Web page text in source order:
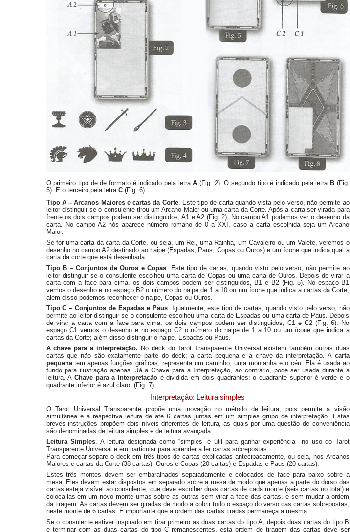
O primeiro tipo de de formato é indicado pela letraA (Fig. 2). O segundo tipo é indicado pela letra B(Fig.
5). E o terceiro pela letra C(Fig. 6).
Tipo A – Arcanos Maiores e cartas da Corte. Este tipo de carta quando vista pelo verso, não permite ao
leitor distinguir se o consulente tirou um Arcano Maior ou uma carta da Corte. Após a carta ser virada para
frente os dois campos podem ser distinguidos, A1 e A2 (Fig. 2). No campo A1 podemos ver o desenho da
carta. No campo A2 nós aparece número romano de 0 a XXI, caso a carta escolhida seja um Arcano
Maior.
Se for uma carta da carta da Corte, ou seja, um Rei, uma Rainha, um Cavaleiro ou um Valete, veremos o
desenho no campo A2 destinado ao naipe (Espadas, Paus, Copas ou Ouros) e um ícone que indica qual a
carta da corte que está desenhada.
Tipo B – Conjuntos de Ouros e Copas. Este tipo de cartas, quando visto pelo verso, não permite ao
leitor distinguir se o consulente escolheu uma carta de Copas ou uma carta de Ouros. Depois de virar a
carta com a face para cima, os dois campos podem ser distinguidos, B1 e B2 (Fig. 5). No espaço B1
vemos o desenho e no espaço B2 o número do naipe de 1 a 10 ou um ícone que indica a cartas da Corte;
além disso podemos reconhecer o naipe, Copas ou Ouros.
Tipo C – Conjuntos de Espadas e Paus. Igualmente, este tipo de cartas, quando visto pelo verso, não
permite ao leitor distinguir se o consulente escolheu uma carta de Espadas ou uma carta de Paus. Depois
de virar a carta com a face para cima, os dois campos podem ser distinguidos, C1 e C2 (Fig. 6). No
espaço C1 vemos o desenho e no espaço C2 o número do naipe de 1 a 10 ou um ícone que indica a
cartas da Corte; além disso distinguir o naipe, Espadas ou Paus.
A chave para a interpretação. No deck do Tarot Transparente Universal existem também outras duas
cartas que não são exatamente parte do deck; a carta pequena e a chave da interpretação. A carta
pequenatem apenas funções gráficas, representa um caminho, uma montanha e o céu. Ela é usada ao
fundo para ilustração apenas. Já a Chave para a Interpretação, ao contrário, pode ser usada durante a
leitura. A Chave para a Interpretação é dividida em dois quadrantes: o quadrante superior é verde e o
quadrante inferior é azul claro. (Fig. 7).
Interpretação: Leitura simples
O Tarot Universal Transparente propõe uma inovação no método de leitura, pois permite a visão
simultânea e a respectiva leitura de até 6 cartas juntas em um simples grupo de interpretação. Estas
breves instruções propõem dois níveis diferentes de leitura, as quais por uma questão de conveniência
são denominadas de leitura simples e de leitura avançada.
Leitura Simples. A leitura designada como “simples” é útil para ganhar experiência no uso do Tarot
Transparente Universal e em particular para aprender a ler cartas sobrepostas.
Para começar separe o deck em três tipos de cartas explicadas antecipadamente, ou seja, nos Arcanos
Maiores e cartas da Corte (38 cartas), Ouros e Copas (20 cartas) e Espadas e Paus (20 cartas).
Estes três montes devem ser embaralhados separadamente e colocados de face para baixo sobre a
mesa. Eles devem estar dispostos em separado sobre a mesa de modo que apenas a parte do dorso das
cartas esteja visível ao consulente, que deve escolher duas cartas de cada monte (seis cartas no total) e
coloca-las em um novo monte umas sobre as outras sem virar a face das cartas, e sem mudar a ordem
da tiragem. As cartas devem ser giradas de modo a cobrir todo o espaço do verso das cartas sobrepostas,
neste monte de 6 cartas. É importante que a ordem das cartas tiradas permaneça a mesma.
Se o consulente estiver inspirado em tirar primeiro as duas cartas do tipo A, depois duas cartas do tipo B
e terminar com as duas cartas do tipo C remanescentes, esta ordem de tiragem das cartas deve ser